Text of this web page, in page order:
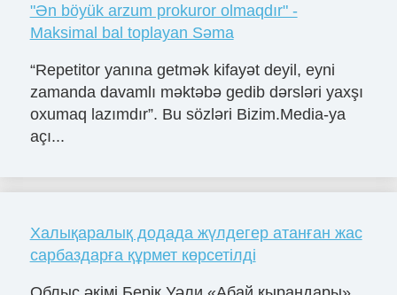
"Ən böyük arzum prokuror olmaqdır" -
Maksimal bal toplayan Səma
“Repetitor yanına getmək kifayət deyil, eyni
zamanda davamlı məktəbə gedib dərsləri yaxşı
oxumaq lazımdır”. Bu sözləri Bizim.Media-ya
açı...
Халықаралық додада жүлдегер атанған жас
сарбаздарға құрмет көрсетілді